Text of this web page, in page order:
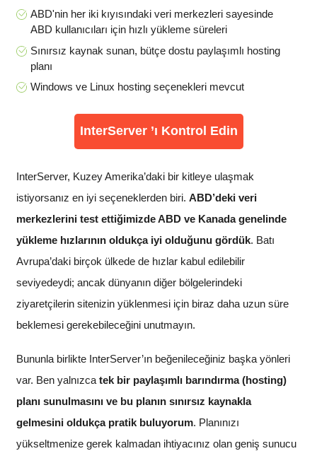
ABD'nin her iki kıyısındaki veri merkezleri sayesinde
ABD kullanıcıları için hızlı yükleme süreleri
Sınırsız kaynak sunan, bütçe dostu paylaşımlı hosting
planı
Windows ve Linux hosting seçenekleri mevcut
InterServer ’ı Kontrol Edin
InterServer, Kuzey Amerika’daki bir kitleye ulaşmak
istiyorsanız en iyi seçeneklerden biri. ABD’deki veri
merkezlerini test ettiğimizde ABD ve Kanada genelinde
yükleme hızlarının oldukça iyi olduğunu gördük. Batı
Avrupa’daki birçok ülkede de hızlar kabul edilebilir
seviyedeydi; ancak dünyanın diğer bölgelerindeki
ziyaretçilerin sitenizin yüklenmesi için biraz daha uzun süre
beklemesi gerekebileceğini unutmayın.
Bununla birlikte InterServer’ın beğenileceğiniz başka yönleri
var. Ben yalnızca tek bir paylaşımlı barındırma (hosting)
planı sunulmasını ve bu planın sınırsız kaynakla
gelmesini oldukça pratik buluyorum. Planınızı
yükseltmenize gerek kalmadan ihtiyacınız olan geniş sunucu